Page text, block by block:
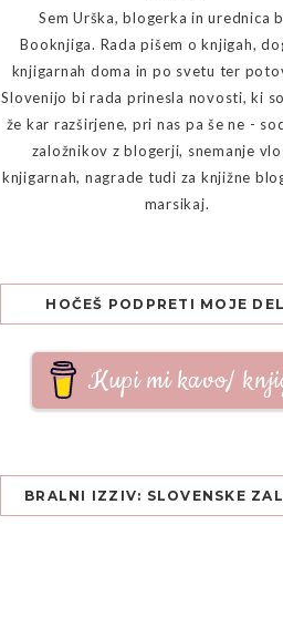
Sem Urška, blogerka in urednica
Booknjiga. Rada pišem o knjigah,
knjigarnah doma in po svetu ter
Slovenijo bi rada prinesla novosti, ki
že kar razširjene, pri nas pa še ne -
založnikov z blogerji, snemanje
knjigarnah, nagrade tudi za knjižne
marsikaj.
HOČEŠ PODPRETI MOJE
Kupi mi kavo/
BRALNI IZZIV: SLOVENSKE